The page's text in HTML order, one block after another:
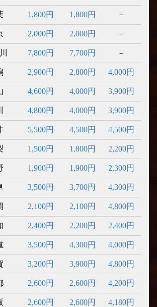
1,800円 1,800円 －
2,000円 2,000円 －
7,800円 7,700円 －
2,900円 2,800円 4,000円
4,600円 4,000円 3,900円
4,800円 4,000円 3,900円
5,500円 4,500円 4,500円
1,500円 1,800円 2,200円
1,900円 1,900円 2,300円
3,500円 3,700円 4,300円
2,100円 2,100円 4,800円
2,400円 2,200円 2,400円
3,500円 4,300円 4,000円
3,200円 3,900円 4,800円
2,600円 2,600円 4,200円
2,600円 2,600円 4,180円